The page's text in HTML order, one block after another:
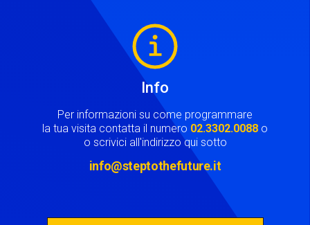
Info
Per informazioni su come programmare
la tua visita contatta il numero 02.3302.0088 o
o scrivici all'indirizzo qui sotto
info@steptothefuture.it